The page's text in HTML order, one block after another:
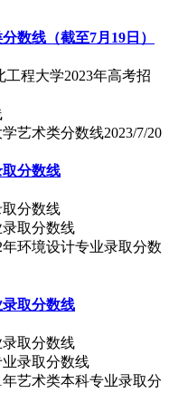
数线（截至7月19日）
程大学2023年高考招
艺术类分数线2023/7/20
分数线
分数线
环境设计专业录取分数
取分数线
取分数线
艺术类本科专业录取分